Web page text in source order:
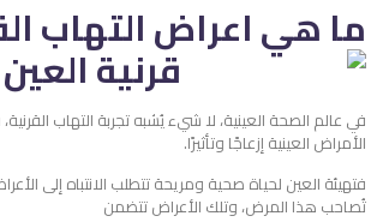
ما هي اعراض التهاب
في عالم الصحة العينية، لا شيء يُشبه تجربة التهاب
الأمراض العينية إزعاجًا وتأثيرًا.
فتهيئة العين لحياة صحية ومريحة تتطلب الانتباه إلى
تُصاحب هذا المرض، وتلك الأعراض تتضمن